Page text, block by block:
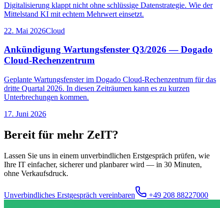
Digitalisierung klappt nicht ohne schlüssige Datenstrategie. Wie der
Mittelstand KI mit echtem Mehrwert einsetzt.
22. Mai 2026Cloud
Ankündigung Wartungsfenster Q3/2026 — Dogado
Cloud-Rechenzentrum
Geplante Wartungsfenster im Dogado Cloud-Rechenzentrum für das
dritte Quartal 2026. In diesen Zeiträumen kann es zu kurzen
Unterbrechungen kommen.
17. Juni 2026
Bereit für mehr ZeIT?
Lassen Sie uns in einem unverbindlichen Erstgespräch prüfen, wie
Ihre IT einfacher, sicherer und planbarer wird — in 30 Minuten,
ohne Verkaufsdruck.
Unverbindliches Erstgespräch vereinbaren +49 208 88227000